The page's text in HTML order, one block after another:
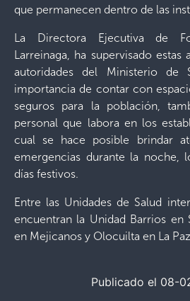
que permanecen dentro de las
La Directora Ejecutiva de
Larreinaga, ha supervisado
autoridades del Ministerio de
importancia de contar con
seguros para la población,
personal que labora en los
cual se hace posible brindar
emergencias durante la noche,
días festivos.
Entre las Unidades de Salud
encuentran la Unidad Barrios en
en Mejicanos y Olocuilta en La
Publicado el 08-